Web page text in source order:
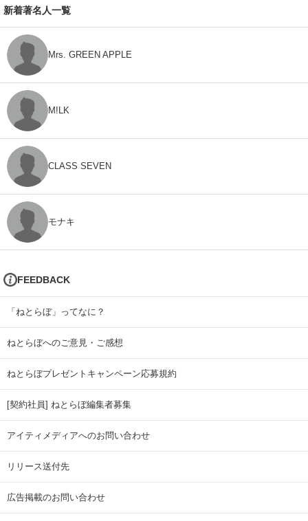
新着著名人一覧
Mrs. GREEN APPLE
M!LK
CLASS SEVEN
モナキ
FEEDBACK
「ねとらぼ」ってなに？
ねとらぼへのご意見・ご感想
ねとらぼプレゼントキャンペーン応募規約
[契約社員] ねとらぼ編集者募集
アイティメディアへのお問い合わせ
リリース送付先
広告掲載のお問い合わせ